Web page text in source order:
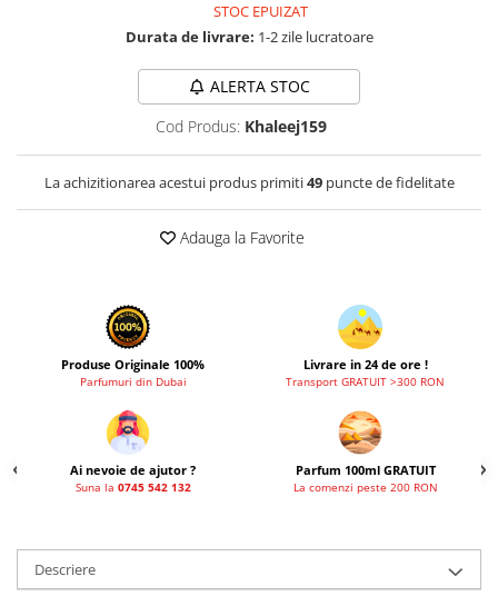
STOC EPUIZAT
Durata de livrare: 1-2 zile lucratoare
ALERTA STOC
Cod Produs: Khaleej159
La achizitionarea acestui produs primiti49puncte de fidelitate
Adauga la Favorite
Produse Originale 100%
Parfumuri din Dubai
Livrare in 24 de ore !
Transport GRATUIT >300 RON
Ai nevoie de ajutor ?
Suna la 0745 542 132
Parfum 100ml GRATUIT
La comenzi peste 200 RON
Descriere